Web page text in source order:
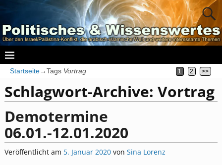
Startseite→Tags Vortrag 1 2 >>
Schlagwort-Archive: Vortrag
Demotermine
06.01.-12.01.2020
Veröffentlicht am 5. Januar 2020 von Sina Lorenz